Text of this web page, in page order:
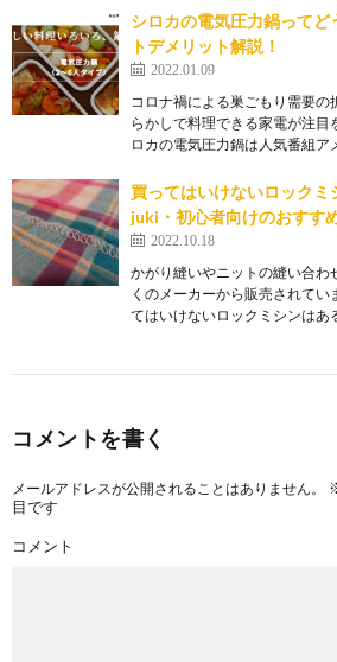
シロカの電気圧力鍋って
トデメリット解説！
2022.01.09
コロナ禍による巣ごもり需要の
らかしで料理できる家電が注
ロカの電気圧力鍋は人気番組
買ってはいけないロックミ
juki・初心者向けのおすす
2022.10.18
かがり縫いやニットの縫い合わ
くのメーカーから販売されて
てはいけないロックミシンは
コメントを書く
メールアドレスが公開されることはありません。
目です
コメント